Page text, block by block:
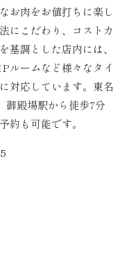
お肉をお値打ちに楽し
にこだわり、コストカ
基調とした店内には、
ルームなど様々なタイ
対応しています。東名
御殿場駅から徒歩7分
約も可能です。